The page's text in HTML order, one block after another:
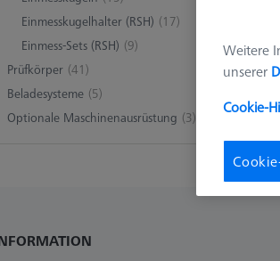
Einmesskugelhalter (RSH) (17)
Einmess-Sets (RSH) (9)
Prüfkörper (41)
Beladesysteme (5)
Optionale Maschinenausrüstung (3)
Weitere
unserer
Cookie-